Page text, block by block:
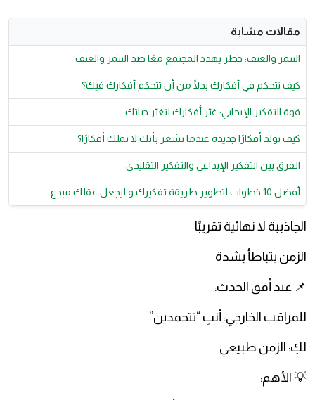
مقالات مشابة
التنمر والعنف: خطر يهدد المجتمع معًا ضد التنمر والعنف
كيف تتحكم في أفكارك بدلًا من أن تتحكم أفكارك فيك؟
قوة التفكير الإيجابي: غيّر أفكارك لتغيّر حياتك
كيف تولد أفكارًا جديدة عندما تشعر بأنك لا تملك أفكارًا؟
الفرق بين التفكير الإبداعي والتفكير التقليدي
أفضل 10 خطوات لتطوير طريقة تفكيرك و ليجعل عقلك مبدع
الجاذبية لا نهائية تقريبًا
الزمن يتباطأ بشدة
📌 عند أفق الحدث:
للمراقب الخارجي: أنتِ “تتجمدين”
لكِ: الزمن طبيعي
💡 الأهم: